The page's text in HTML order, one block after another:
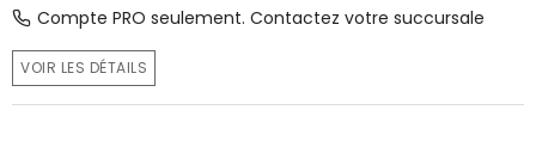
Compte PRO seulement. Contactez votre succursale
VOIR LES DÉTAILS